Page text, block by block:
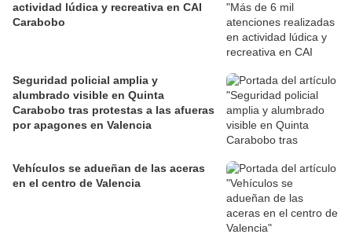
actividad lúdica y recreativa en CAI
Carabobo
Seguridad policial amplia y
alumbrado visible en Quinta
Carabobo tras protestas a las afueras
por apagones en Valencia
Vehículos se adueñan de las aceras
en el centro de Valencia